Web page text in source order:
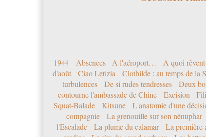
1944 Absences A l'aéroport… A quoi
d'août
Ciao Letizia Clothilde : au temps de la
turbulences
De si rudes tendresses Deux
contourne l'ambassade de Chine
Excision
Squat-Balade
Kitsune L'anatomie d'une
compagnie
La grenouille sur son nénuphar
l'Escalade
La plume du calamar La première